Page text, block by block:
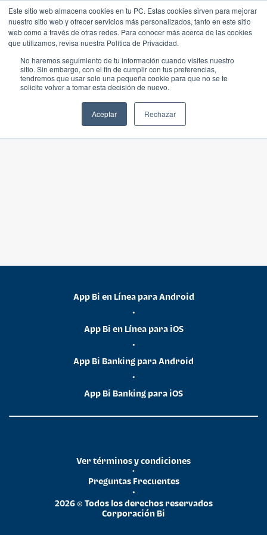
Este sitio web almacena cookies en tu PC. Estas cookies sirven para mejorar
nuestro sitio web y ofrecer servicios más personalizados, tanto en este sitio
web como a través de otras redes. Para conocer más acerca de las cookies
que utilizamos, revisa nuestra Política de Privacidad.
No haremos seguimiento de tu información cuando visites nuestro
sitio. Sin embargo, con el fin de cumplir con tus preferencias,
tendremos que usar solo una pequeña cookie para que no se te
solicite volver a tomar esta decisión de nuevo.
Aceptar Rechazar
App Bi en Línea para Android
•
App Bi en Línea para iOS
•
App Bi Banking para Android
•
App Bi Banking para iOS
2026 © Todos los derechos reservados
Corporación Bi
•
Preguntas Frecuentes
•
Ver términos y condiciones